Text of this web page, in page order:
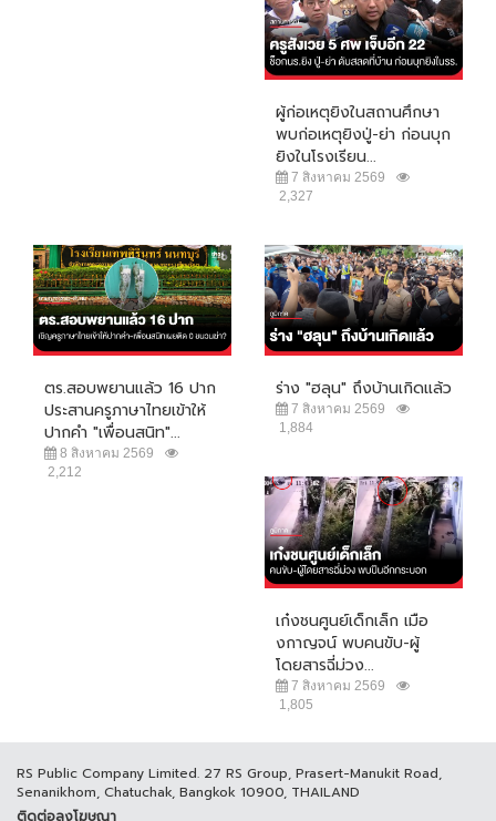
ผู้ก่อเหตุยิงในสถานศึกษา
พบก่อเหตุยิงปู่-ย่า ก่อนบุก
ยิงในโรงเรียน...
7 สิงหาคม 2569
2,327
ตร.สอบพยานแล้ว 16 ปาก
ประสานครูภาษาไทยเข้าให้
ปากคำ "เพื่อนสนิท"...
8 สิงหาคม 2569
2,212
ร่าง "ฮลุน" ถึงบ้านเกิดแล้ว
7 สิงหาคม 2569
1,884
เก๋งชนศูนย์เด็กเล็ก เมือ
งกาญจน์ พบคนขับ-ผู้
โดยสารฉี่ม่วง...
7 สิงหาคม 2569
1,805
RS Public Company Limited. 27 RS Group, Prasert-Manukit Road,
Senanikhom, Chatuchak, Bangkok 10900, THAILAND
ติดต่อลงโฆษณา